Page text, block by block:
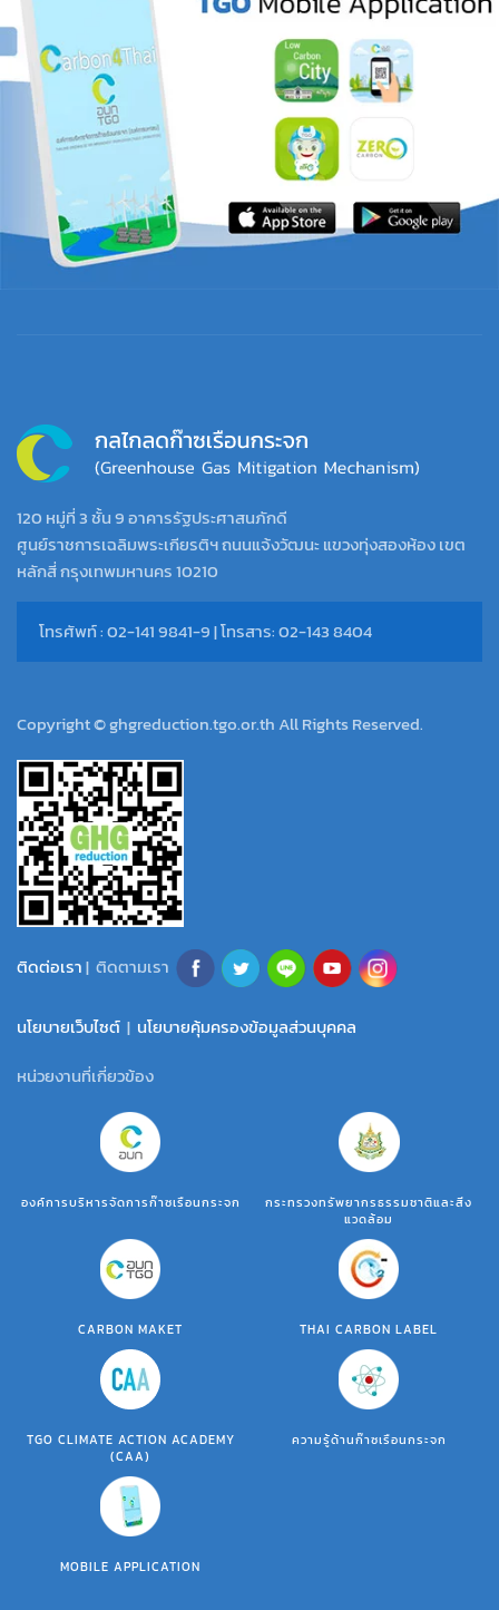
120 หมู่ที่ 3 ชั้น 9 อาคารรัฐประศาสนภักดี
ศูนย์ราชการเฉลิมพระเกียรติฯ ถนนแจ้งวัฒนะ แขวงทุ่งสองห้อง เขต
หลักสี่ กรุงเทพมหานคร 10210
โทรศัพท์ : 02-141 9841-9 | โทรสาร: 02-143 8404
Copyright © ghgreduction.tgo.or.th All Rights Reserved.
ติดต่อเรา| ติดตามเรา
นโยบายเว็บไซต์ | นโยบายคุ้มครองข้อมูลส่วนบุคคล
หน่วยงานที่เกี่ยวข้อง
องค์การบริหารจัดการก๊าซเรือนกระจก
กระทรวงทรัพยากรธรรมชาติและสิ่ง
แวดล้อม
CARBON MAKET THAI CARBON LABEL
TGO CLIMATE ACTION ACADEMY
(CAA)
ความรู้ด้านก๊าซเรือนกระจก
MOBILE APPLICATION